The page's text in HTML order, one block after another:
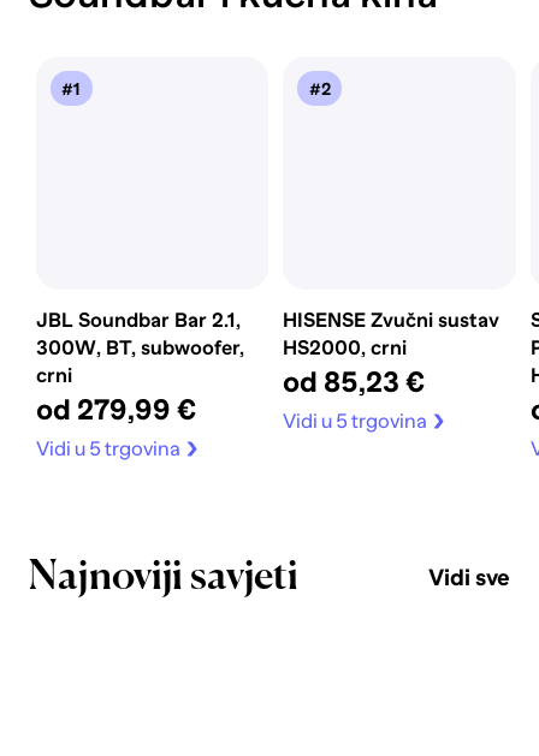
#1
JBL Soundbar Bar 2.1,
300W, BT, subwoofer,
crni
od 279,99 €
Vidi u 5 trgovina
#2
HISENSE Zvučni sustav
HS2000, crni
od 85,23 €
Vidi u 5 trgovina
Najnoviji savjeti Vidi sve